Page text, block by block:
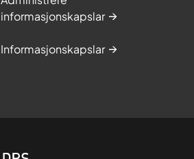
informasjonskapslar
Informasjonskapslar